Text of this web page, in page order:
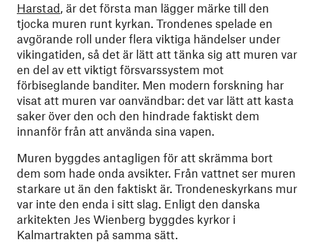
Harstad, är det första man lägger märke till den
tjocka muren runt kyrkan. Trondenes spelade en
avgörande roll under flera viktiga händelser under
vikingatiden, så det är lätt att tänka sig att muren var
en del av ett viktigt försvarssystem mot
förbiseglande banditer. Men modern forskning har
visat att muren var oanvändbar: det var lätt att kasta
saker över den och den hindrade faktiskt dem
innanför från att använda sina vapen.
Muren byggdes antagligen för att skrämma bort
dem som hade onda avsikter. Från vattnet ser muren
starkare ut än den faktiskt är. Trondeneskyrkans mur
var inte den enda i sitt slag. Enligt den danska
arkitekten Jes Wienberg byggdes kyrkor i
Kalmartrakten på samma sätt.